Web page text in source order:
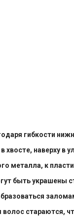
гибкости
наверху в
металла, к
быть украшены
стараются,